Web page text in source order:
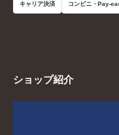
キャリア決済 コンビニ・Pay-
ショップ紹介